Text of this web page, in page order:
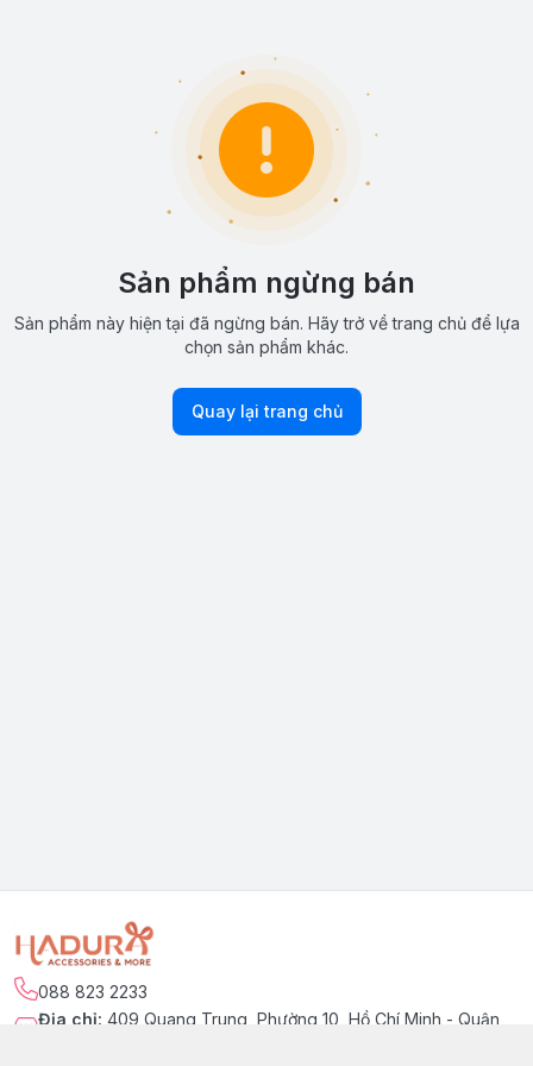
Sản phẩm ngừng bán
Sản phẩm này hiện tại đã ngừng bán. Hãy trở về trang chủ để lựa
chọn sản phẩm khác.
Quay lại trang chủ
088 823 2233
Địa chỉ: 409 Quang Trung, Phường 10, Hồ Chí Minh - Quận